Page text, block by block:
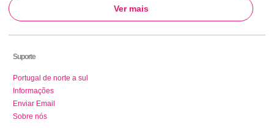
Ver mais
Suporte
Portugal de norte a sul
Informações
Enviar Email
Sobre nós